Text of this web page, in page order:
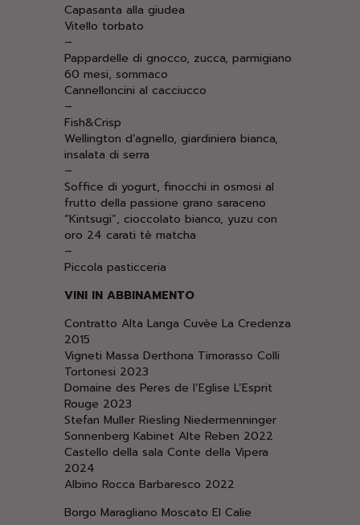
Capasanta alla giudea
Vitello torbato
–
Pappardelle di gnocco, zucca, parmigiano
60 mesi, sommaco
Cannelloncini al cacciucco
–
Fish&Crisp
Wellington d’agnello, giardiniera bianca,
insalata di serra
–
Soffice di yogurt, finocchi in osmosi al
frutto della passione grano saraceno
“Kintsugi”, cioccolato bianco, yuzu con
oro 24 carati tè matcha
–
Piccola pasticceria
VINI IN ABBINAMENTO
Contratto Alta Langa Cuvèe La Credenza
2015
Vigneti Massa Derthona Timorasso Colli
Tortonesi 2023
Domaine des Peres de l’Eglise L’Esprit
Rouge 2023
Stefan Muller Riesling Niedermenninger
Sonnenberg Kabinet Alte Reben 2022
Castello della sala Conte della Vipera
2024
Albino Rocca Barbaresco 2022
Borgo Maragliano Moscato El Calie